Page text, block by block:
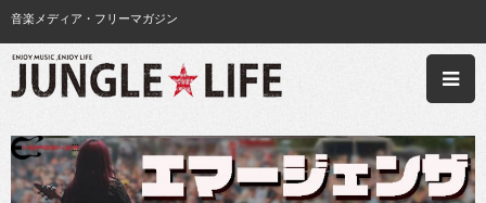
音楽メディア・フリーマガジン